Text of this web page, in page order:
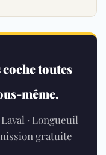
toutes
même.
· Longueuil
gratuite